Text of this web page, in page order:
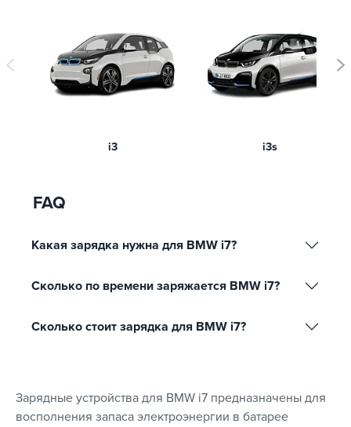
i3 i3s
FAQ
Какая зарядка нужна для BMW i7?
Сколько по времени заряжается BMW i7?
Сколько стоит зарядка для BMW i7?
Зарядные устройства для BMW i7 предназначены для
восполнения запаса электроэнергии в батарее